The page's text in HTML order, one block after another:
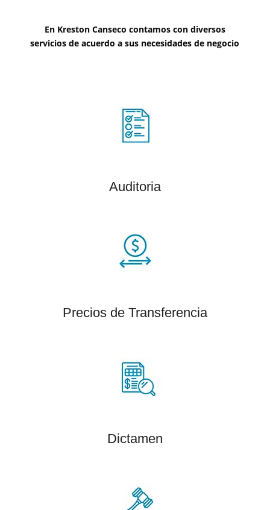
En Kreston Canseco contamos con diversos
servicios de acuerdo a sus necesidades de negocio
Auditoria
Precios de Transferencia
Dictamen